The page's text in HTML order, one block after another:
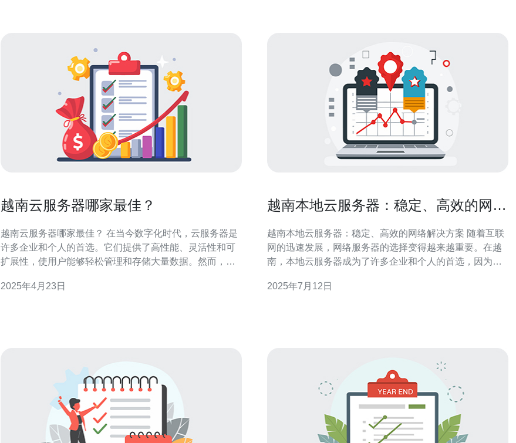
越南云服务器哪家最佳？
越南云服务器哪家最佳？ 在当今数字化时代，云服务器是
许多企业和个人的首选。它们提供了高性能、灵活性和可
扩展性，使用户能够轻松管理和存储大量数据。然而，市
为一项挑战。本文将介绍越南的几家顶尖云服务器供应
2025年4月23日
越南本地云服务器：稳定、高效的网络
越南本地云服务器：稳定、高效的网络解决方案 随着互联
网的迅速发展，网络服务器的选择变得越来越重要。在越
南，本地云服务器成为了许多企业和个人的首选，因为它
的稳定性是其最大的优势之一。与国外服务器相比，本地
2025年7月12日